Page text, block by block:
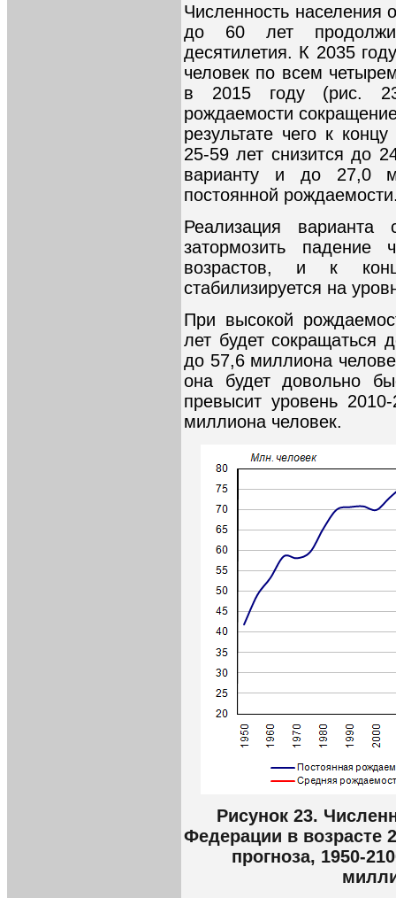
Численность населения
до 60 лет
десятилетия. К 2035
человек по всем
в 2015 году (рис.
рождаемости
результате чего к
25-59 лет снизится до
варианту и до 27,0
постоянной
Реализация варианта
затормозить падение
возрастов, и к
стабилизируется на
При высокой
лет будет сокращаться
до 57,6 миллиона
она будет довольно
превысит уровень
миллиона человек.
Рисунок 23.
Федерации в возрасте
прогноза, 1950-